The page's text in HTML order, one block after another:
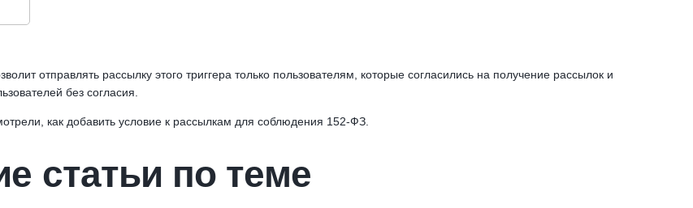
отправлять рассылку этого триггера только пользователям, которые согласились на получение рассылок и
без согласия.
как добавить условие к рассылкам для соблюдения 152-ФЗ.
статьи по теме